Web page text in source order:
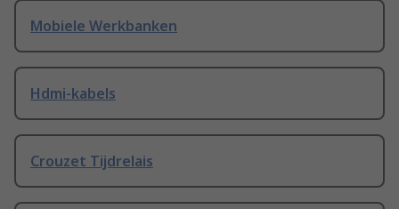
Mobiele Werkbanken
Hdmi-kabels
Crouzet Tijdrelais